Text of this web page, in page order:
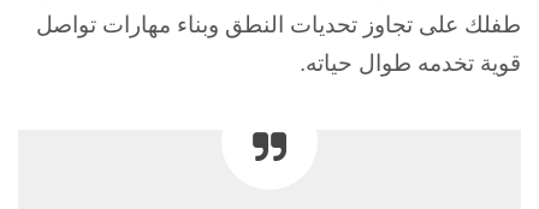
طفلك على تجاوز تحديات النطق وبناء مهارات تواصل
قوية تخدمه طوال حياته.